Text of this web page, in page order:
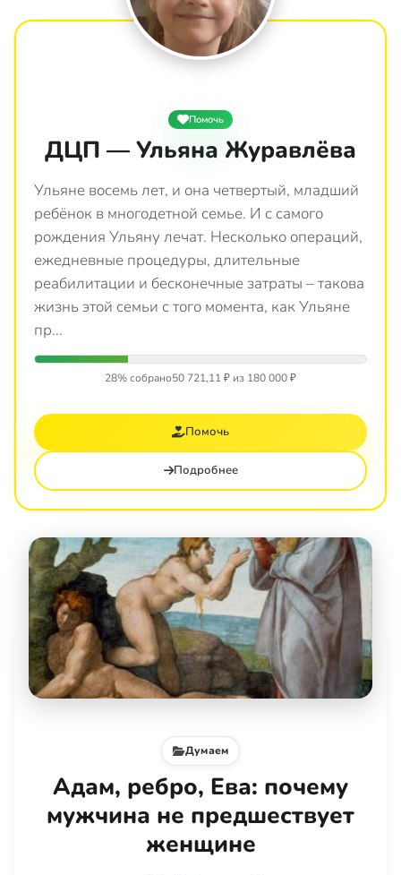
Помочь
ДЦП — Ульяна Журавлёва
Ульяне восемь лет, и она четвертый, младший
ребёнок в многодетной семье. И с самого
рождения Ульяну лечат. Несколько операций,
ежедневные процедуры, длительные
реабилитации и бесконечные затраты – такова
жизнь этой семьи с того момента, как Ульяне
пр...
28% собрано50 721,11 ₽ из 180 000 ₽
Помочь
Подробнее
Думаем
Адам, ребро, Ева: почему
мужчина не предшествует
женщине